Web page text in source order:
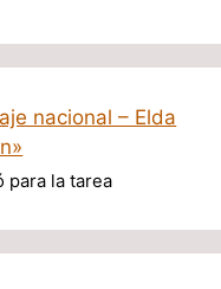
nacional – Elda
para la tarea